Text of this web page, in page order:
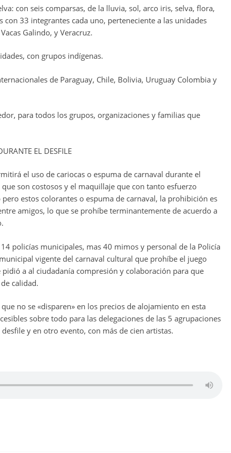
con seis comparsas, de la lluvia, sol, arco iris, selva, flora,
33 integrantes cada uno, perteneciente a las unidades
Galindo, y Veracruz.
con grupos indígenas.
de Paraguay, Chile, Bolivia, Uruguay Colombia y
para todos los grupos, organizaciones y familias que
EL DESFILE
el uso de cariocas o espuma de carnaval durante el
son costosos y el maquillaje que con tanto esfuerzo
estos colorantes o espuma de carnaval, la prohibición es
amigos, lo que se prohíbe terminantemente de acuerdo a
policías municipales, mas 40 mimos y personal de la Policía
vigente del carnaval cultural que prohíbe el juego
a al ciudadanía compresión y colaboración para que
calidad.
no se «disparen» en los precios de alojamiento en esta
sobre todo para las delegaciones de las 5 agrupaciones
y en otro evento, con más de cien artistas.